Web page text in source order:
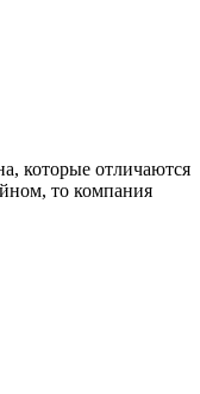
которые отличаются
то компания